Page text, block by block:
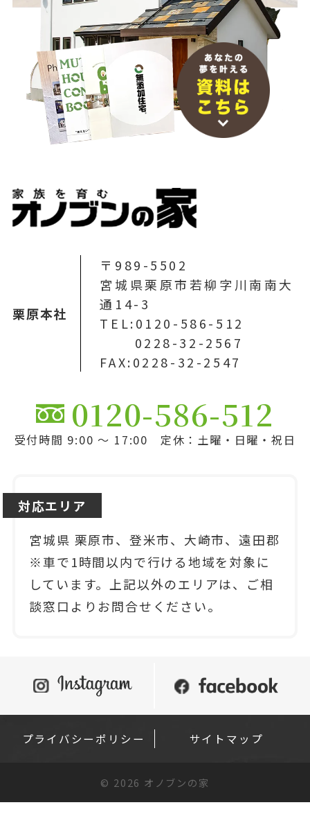
栗原本社
〒989-5502
宮城県栗原市若柳字川南南大
通14-3
TEL:0120-586-512
0228-32-2567
FAX:0228-32-2547
0120-586-512
受付時間 9:00 ～ 17:00 定休：土曜・日曜・祝日
対応エリア
宮城県 栗原市、登米市、大崎市、遠田郡
※車で1時間以内で行ける地域を対象に
しています。上記以外のエリアは、ご相
談窓口よりお問合せください。
プライバシーポリシー サイトマップ
© 2026 オノブンの家